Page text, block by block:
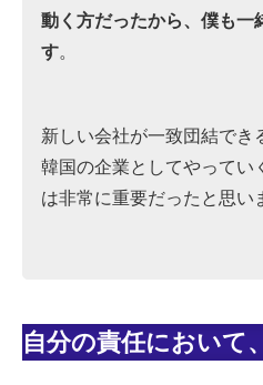
動く方だったから、僕も一
す。
新しい会社が一致団結でき
韓国の企業としてやってい
は非常に重要だったと思い
自分の責任において